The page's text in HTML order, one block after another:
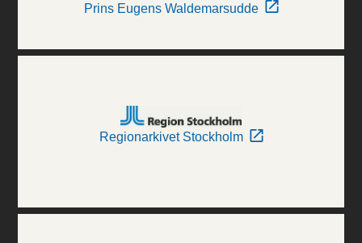
Prins Eugens Waldemarsudde
Regionarkivet Stockholm